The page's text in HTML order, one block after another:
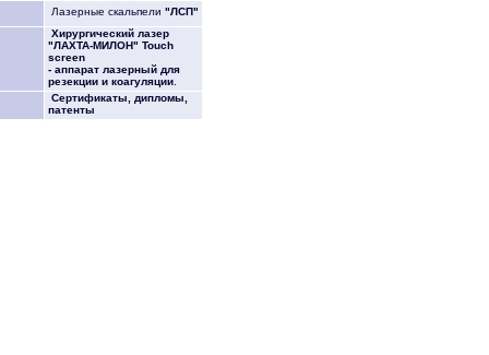
Лазерные скальпели "ЛСП"
Хирургический лазер
"ЛАХТА-МИЛОН" Touch
screen
- аппарат лазерный для
резекции и коагуляции
Сертификаты, дипломы,
патенты